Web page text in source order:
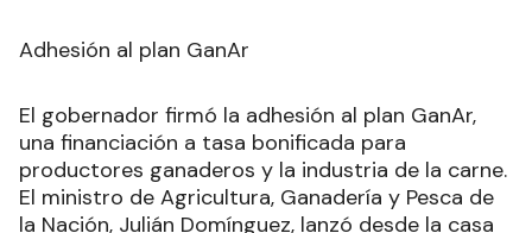
Adhesión al plan GanAr
El gobernador firmó la adhesión al plan GanAr,
una financiación a tasa bonificada para
productores ganaderos y la industria de la carne.
El ministro de Agricultura, Ganadería y Pesca de
la Nación, Julián Domínguez, lanzó desde la casa